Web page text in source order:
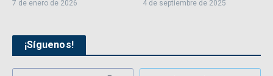
7 de enero de 2026 4 de septiembre de 2025
¡Síguenos!